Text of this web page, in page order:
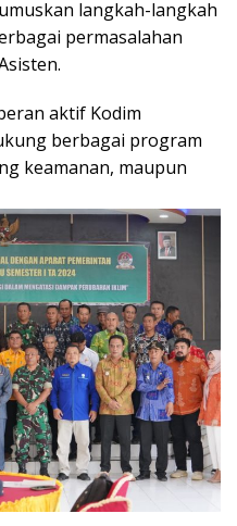
langkah-langkah
permasalahan
aktif Kodim
berbagai program
keamanan, maupun